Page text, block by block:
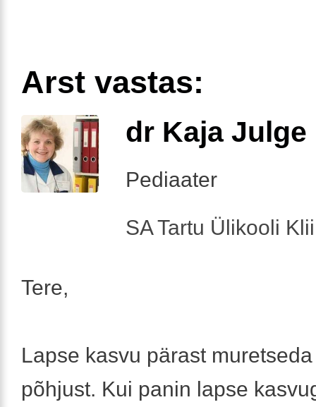
Arst vastas:
dr Kaja Julge
Pediaater
SA Tartu Ülikooli
Tere,
Lapse kasvu pärast
põhjust. Kui panin lapse